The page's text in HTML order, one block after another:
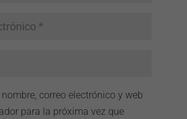
correo electrónico y web
para la próxima vez que